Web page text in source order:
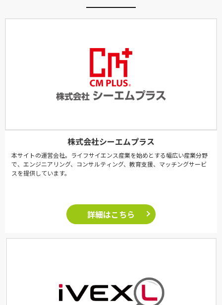
株式会社シーエムプラス
本サイトの運営会社。ライフサイエンス産業を始めとする幅広い産業分野
で、エンジニアリング、コンサルティング、教育支援、マッチングサービ
スを提供しています。
詳細はこちら